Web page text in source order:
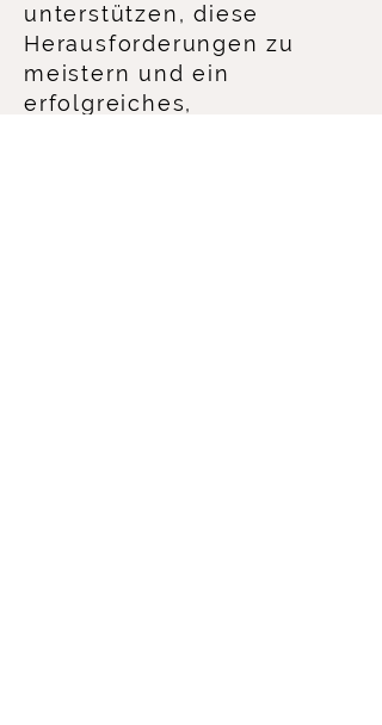
unterstützen, diese
Herausforderungen zu
meistern und ein
erfolgreiches,